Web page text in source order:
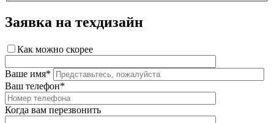
Заявка на техдизайн
Как можно скорее
Ваше имя*
Ваш телефон*
Когда вам перезвонить